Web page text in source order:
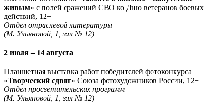
живым» с полей сражений СВО ко Дню ветеранов боевых
действий, 12+
Отдел отраслевой литературы
(М. Ульяновой, 1, зал № 12)
2 июля – 14 августа
Планшетная выставка работ победителей фотоконкурса
«Творческий сдвиг» Союза фотохудожников России, 12+
Отдел просветительских программ
(М. Ульяновой, 1, зал № 12)